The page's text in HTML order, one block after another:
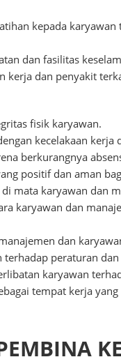
kepada
dan fasilitas
kerja dan penyakit
fisik karyawan.
kecelakaan kerja
berkurangnya
positif dan aman
mata karyawan dan
karyawan dan
dan
peraturan
karyawan
tempat kerja